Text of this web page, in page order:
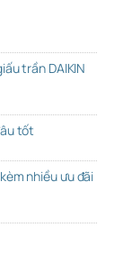
trần DAIKIN
tốt
nhiều ưu đãi